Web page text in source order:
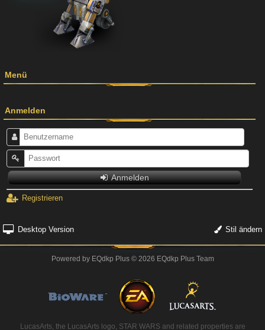
Menü
Anmelden
Anmelden
Registrieren
Desktop Version Stil ändern
Powered by EQdkp Plus© 2026 EQdkp Plus Team
LucasArts, the LucasArts logo, STAR WARS and related properties are